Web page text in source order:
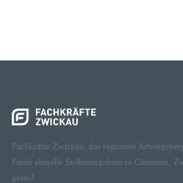
Fachkräfte Zwickau, das regionale
Finde aktuelle Stellenangebote in Chemnitz,
gratis!